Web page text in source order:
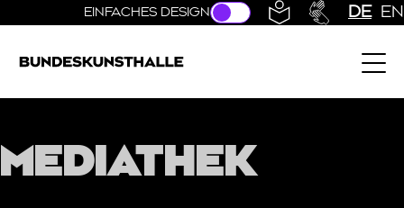
Direkt zur Hauptnavigation springen
Direkt zum Hauptinhalt springen
EINFACHES DESIGN DE EN
MEDIATHEK